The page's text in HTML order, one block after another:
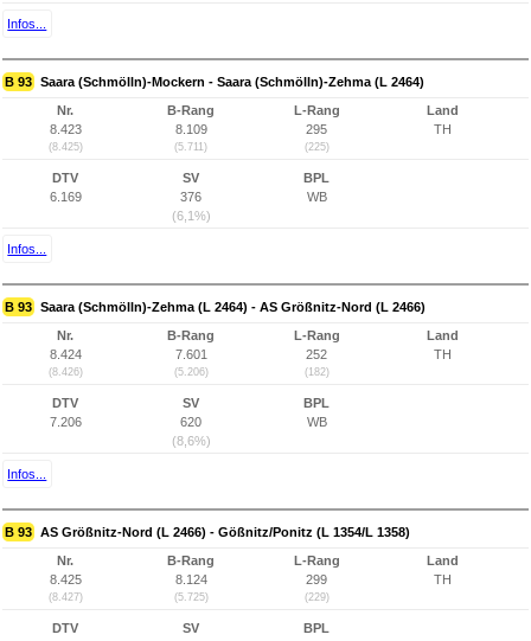
Infos...
B 93 Saara (Schmölln)-Mockern - Saara (Schmölln)-Zehma (L 2464)
Nr.
8.423
(8.425)
B-Rang
8.109
(5.711)
L-Rang
295
(225)
Land
TH
DTV
6.169
SV
376
(6,1%)
BPL
WB
Infos...
B 93 Saara (Schmölln)-Zehma (L 2464) - AS Größnitz-Nord (L 2466)
Nr.
8.424
(8.426)
B-Rang
7.601
(5.206)
L-Rang
252
(182)
Land
TH
DTV
7.206
SV
620
(8,6%)
BPL
WB
Infos...
B 93 AS Größnitz-Nord (L 2466) - Gößnitz/Ponitz (L 1354/L 1358)
Nr.
8.425
(8.427)
B-Rang
8.124
(5.725)
L-Rang
299
(229)
Land
TH
DTV
SV
BPL